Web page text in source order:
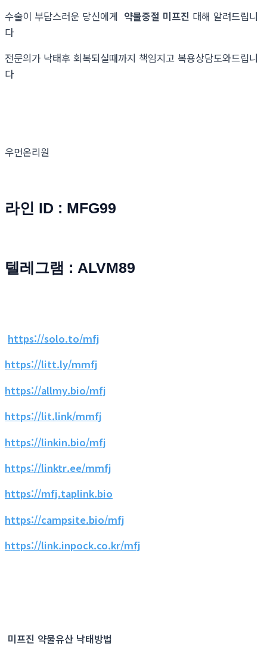
수술이 부담스러운 당신에게 약물중절 미프진 대해 알려드립니
다
전문의가 낙태후 회복되실때까지 책임지고 복용상담도와드립니
다
우먼온리원
라인 ID : MFG99
텔레그램 : ALVM89
https://solo.to/mfj
https://litt.ly/mmfj
https://allmy.bio/mfj
https://lit.link/mmfj
https://linkin.bio/mfj
https://linktr.ee/mmfj
https://mfj.taplink.bio
https://campsite.bio/mfj
https://link.inpock.co.kr/mfj
미프진 약물유산 낙태방법